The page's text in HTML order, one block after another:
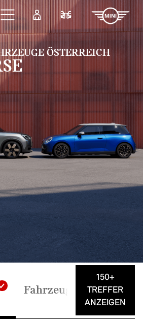
Anmelden
ÖSTERREICH
Fahrzeugdaten
150+
TREFFER
ANZEIGEN